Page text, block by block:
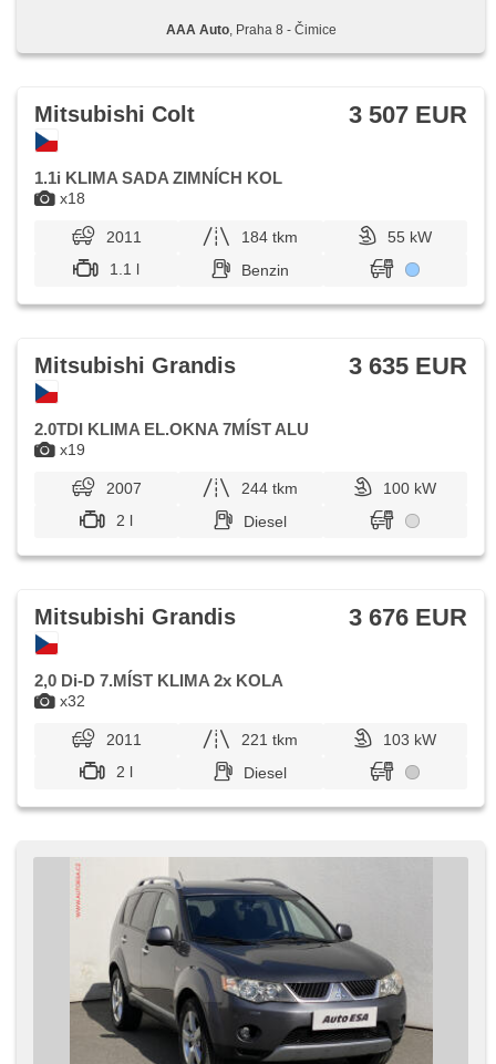
AAA Auto, Praha 8 - Čimice
x18
Mitsubishi Colt 3 507 EUR
1.1i KLIMA SADA ZIMNÍCH KOL
2011 184 tkm
55 kW
1.1 l
Benzin
x19
Mitsubishi Grandis 3 635 EUR
2.0TDI KLIMA EL.OKNA 7MÍST ALU
2007 244 tkm
100 kW
2 l
Diesel
x32
Mitsubishi Grandis 3 676 EUR
2,0 Di-D 7.MÍST KLIMA 2x KOLA
2011 221 tkm
103 kW
2 l
Diesel